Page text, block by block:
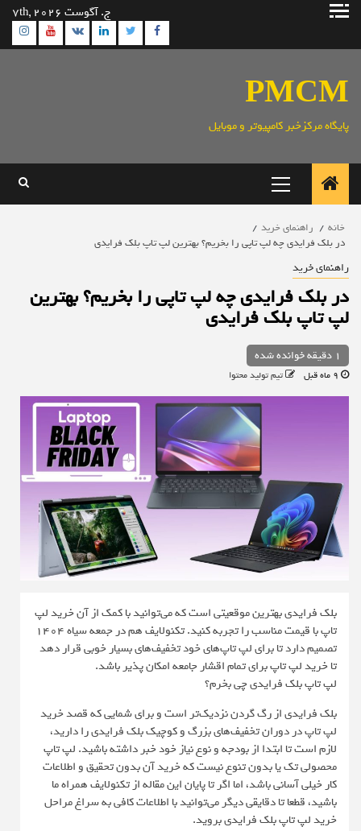
پرش
ج. آگوست 7th, 2026
Facebook
Twitter
Linkedin
VK
PMCM
پایگاه مرکزخبر کامپیوتر و موبایل
اصلی
خانه
راهنمای خرید
در بلک فرایدی چه لپ تاپی را بخریم؟ بهترین لپ تاپ بلک فرایدی
راهنمای خرید
در بلک فرایدی چه لپ تاپی را بخریم؟ بهترین
لپ تاپ بلک فرایدی
1 دقیقه خوانده شده
تیم تولید محتوا
بلک فرایدی بهترین موقعیتی است که می‌توانید با کمک از آن خرید لپ
تاپ با قیمت مناسب را تجربه کنید. تکنولایف هم در جمعه سیاه 1404
تصمیم دارد تا برای لپ تاپ‌های خود تخفیف‌های بسیار خوبی قرار دهد
تا خرید لپ تاپ برای تمام اقشار جامعه امکان پذیر باشد.
لپ تاپ بلک فرایدی چی بخرم؟
بلک فرایدی از رگ گردن نزدیک‌تر است و برای شمایی که قصد خرید
لپ تاپ در دوران تخفیف‌های بزرگ و کوچیک بلک فرایدی را دارید،
لازم است تا ابتدا از بودجه و نوع نیاز خود خبر داشته باشید. لپ تاپ
محصولی تک یا بدون تنوع نیست که خرید آن بدون تحقیق و اطلاعات
کار خیلی آسانی باشد، اما اگر تا پایان این مقاله از تکنولایف همراه ما
باشید، قطعا تا دقایقی دیگر می‌توانید با اطلاعات کافی به سراغ مراحل
خرید لپ تاپ بلک فرایدی بروید.